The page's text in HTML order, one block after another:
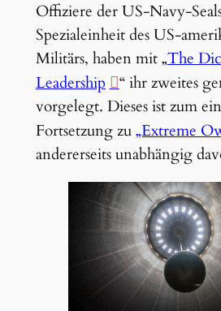
Offiziere der US-Navy-
Spezialeinheit des US-
Militärs, haben mit „The
Leadership
“ ihr zweites
vorgelegt. Dieses ist zum
Fortsetzung zu„Extreme
andererseits unabhängig